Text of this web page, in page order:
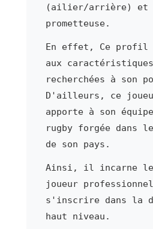
(ailier/arrière) et
prometteuse.
En effet, Ce profil
aux
recherchées à son
D'ailleurs, ce
apporte à son
rugby forgée dans
de son pays.
Ainsi, il incarne
joueur
s'inscrire dans la
haut niveau.